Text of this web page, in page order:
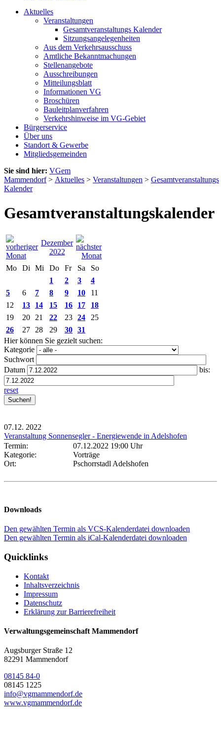
Aktuelles
Veranstaltungen
Gesamtveranstaltungs Kalender
Sitzungsangelegenheiten
Aus dem Verkehrsausschuss
Amtliche Bekanntmachungen
Stellenangebote
Ausschreibungen
Mitteilungsblatt
Informationen VG
Broschüren
Bauleitplanverfahren
Verkehrshinweise im VG-Gebiet
Bürgerservice
Über uns
Standort & Gewerbe
Mitgliedsgemeinden
Sie sind hier: VGem
Mammendorf> Aktuelles > Veranstaltungen > Gesamtveranstaltungs
Kalender
Gesamtveranstaltungskalender
Dezember
2022
Mo
Di Mi Do Fr Sa
So
1
2 3
4
5
6 7 8 9 10
11
12
13 14 15 16 17
18
19
20 21 22 23 24
25
26
27 28 29 30 31
Hier können Sie gezielt suchen:
Kategorie
Suchwort
Datum
bis:
reset
07.12. 2022
Veranstaltung Sonnensegler - Energiewende in Adelshofen
Termin:
07.12.2022 19:00 Uhr
Kategorie:
Vorträge
Ort:
Pschorrstadl Adelshofen
Downloads
Den gewählten Termin als VCS-Kalenderdatei downloaden
Den gewählten Termin als iCal-Kalenderdatei downloaden
Quicklinks
Kontakt
Inhaltsverzeichnis
Impressum
Datenschutz
Erklärung zur Barrierefreiheit
Verwaltungsgemeinschaft Mammendorf
Augsburger Straße 12
82291 Mammendorf
08145 84-0
08145 1225
info@vgmammendorf.de
www.vgmammendorf.de